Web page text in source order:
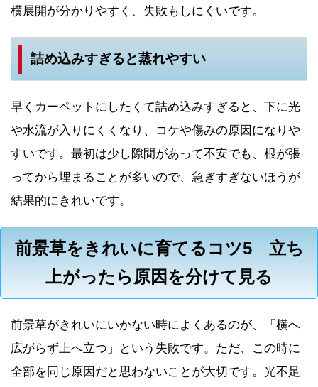
横展開が分かりやすく、失敗もしにくいです。
詰め込みすぎると蒸れやすい
早くカーペットにしたくて詰め込みすぎると、下に光
や水流が入りにくくなり、コケや傷みの原因になりや
すいです。最初は少し隙間があって不安でも、根が張
ってから埋まることが多いので、急ぎすぎないほうが
結果的にきれいです。
前景草をきれいに育てるコツ5 立ち
上がったら原因を分けて見る
前景草がきれいにいかない時によくあるのが、「横へ
広がらず上へ立つ」という失敗です。ただ、この時に
全部を同じ原因だと思わないことが大切です。光不足